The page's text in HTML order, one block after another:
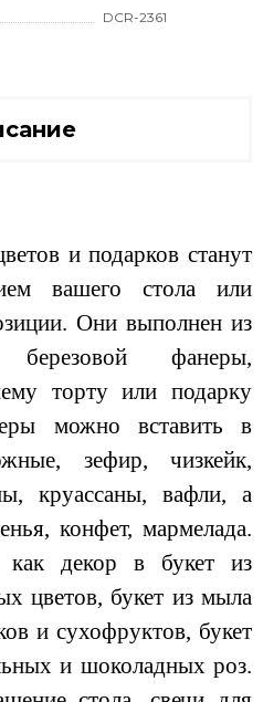
DCR-2361
и подарков станут
вашего стола или
Они выполнен из
березовой фанеры,
торту или подарку
можно вставить в
зефир, чизкейк,
круассаны, вафли, а
конфет, мармелада.
как декор в букет из
цветов, букет из мыла
и сухофруктов, букет
и шоколадных роз.